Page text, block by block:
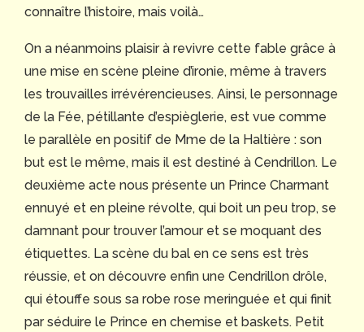
connaître l’histoire, mais voilà…
On a néanmoins plaisir à revivre cette fable grâce à
une mise en scène pleine d’ironie, même à travers
les trouvailles irrévérencieuses. Ainsi, le personnage
de la Fée, pétillante d’espièglerie, est vue comme
le parallèle en positif de Mme de la Haltière : son
but est le même, mais il est destiné à Cendrillon. Le
deuxième acte nous présente un Prince Charmant
ennuyé et en pleine révolte, qui boit un peu trop, se
damnant pour trouver l’amour et se moquant des
étiquettes. La scène du bal en ce sens est très
réussie, et on découvre enfin une Cendrillon drôle,
qui étouffe sous sa robe rose meringuée et qui finit
par séduire le Prince en chemise et baskets. Petit